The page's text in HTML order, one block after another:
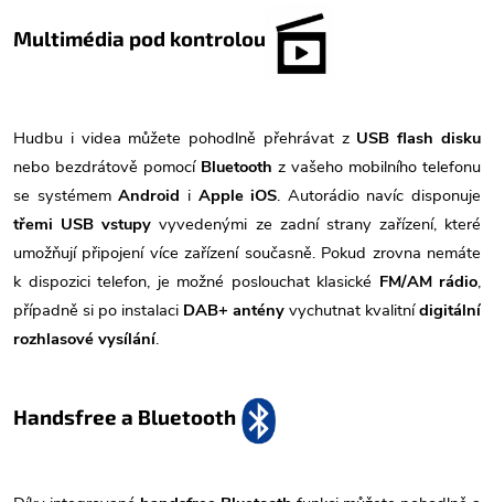
Multimédia pod kontrolou
Hudbu i videa můžete pohodlně přehrávat z USB flash disku
nebo bezdrátově pomocí Bluetooth z vašeho mobilního telefonu
se systémemAndroid i Apple iOS. Autorádio navíc disponuje
třemi USB vstupy vyvedenými ze zadní strany zařízení, které
umožňují připojení více zařízení současně. Pokud zrovna nemáte
k dispozici telefon, je možné poslouchat klasické FM/AM rádio,
případně si po instalaci DAB+ antény vychutnat kvalitnídigitální
rozhlasové vysílání.
Handsfree a Bluetooth